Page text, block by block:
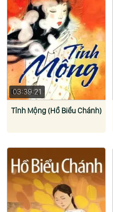
03:39:21
Tỉnh Mộng (Hồ Biểu Chánh)